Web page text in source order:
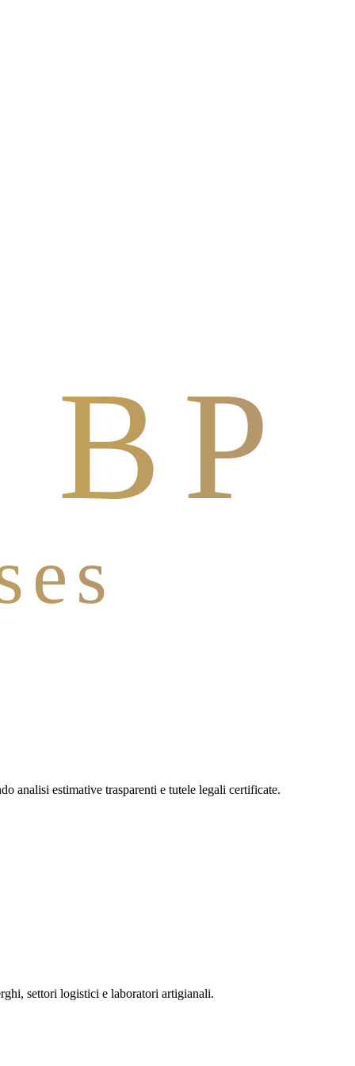
analisi estimative trasparenti e tutele legali certificate.
settori logistici e laboratori artigianali.